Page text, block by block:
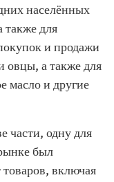
населённых
также для
и продажи
овцы, а также для
масло и другие
части, одну для
был
включая